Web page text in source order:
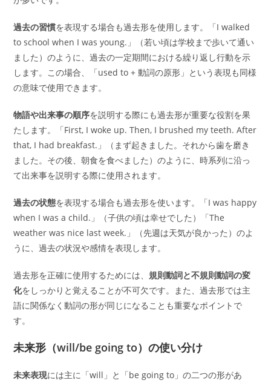
過去の習慣を表現する場合も過去形を使用します。「I walked
to school when I was young.」（若い頃は学校まで歩いて通い
ました）のように、過去の一定期間における繰り返し行動を示
します。この場合、「used to + 動詞の原形」という表現も同様
の意味で使用できます。
物語や出来事の順序を説明する際にも過去形が重要な役割を果
たします。「First, I woke up. Then, I brushed my teeth. After
that, I had breakfast.」（まず起きました。それから歯を磨き
ました。その後、朝食を食べました）のように、時系列に沿っ
て出来事を説明する際に使用されます。
過去の状態を表現する場合も過去形を使います。「I was happy
when I was a child.」（子供の頃は幸せでした）「The
weather was nice last week.」（先週は天気が良かった）のよ
うに、過去の状況や感情を表現します。
過去形を正確に使用するためには、規則動詞と不規則動詞の変
化をしっかりと覚えることが不可欠です。また、過去形では主
語に関係なく動詞の形が同じになることも重要なポイントで
す。
未来形（will/be going to）の使い分け
未来表現には主に「will」と「be going to」の二つの形があ